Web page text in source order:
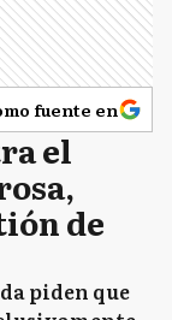
fuente en
el
de
piden que